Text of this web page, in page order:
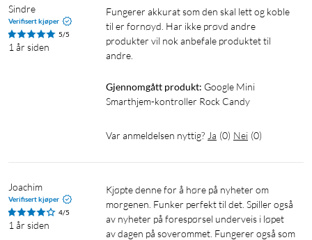
Sindre
Verifisert kjøper
5/5
1 år siden
Fungerer akkurat som den skal lett og koble
til er fornøyd. Har ikke prøvd andre
produkter vil nok anbefale produktet til
andre.
Gjennomgått produkt: Google Mini
Smarthjem-kontroller Rock Candy
Var anmeldelsen nyttig? Ja (0) Nei (0)
Joachim
Verifisert kjøper
4/5
1 år siden
Kjøpte denne for å høre på nyheter om
morgenen. Funker perfekt til det. Spiller også
av nyheter på forespørsel underveis i løpet
av dagen på soverommet. Fungerer også som